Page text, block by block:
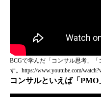
BCGで学んだ「コンサル思考」
す。https://www.youtube.com/
コンサルといえば「PMO